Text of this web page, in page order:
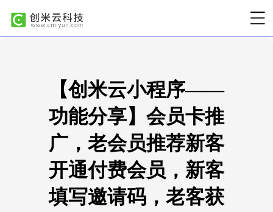
【创米云小程序——
功能分享】会员卡推
广，老会员推荐新客
开通付费会员，新客
填写邀请码，老客获